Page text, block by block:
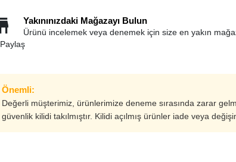
Yakınınızdaki Mağazayı Bulun
Ürünü incelemek veya denemek için size en yakın
Paylaş
Önemli:
Değerli müşterimiz, ürünlerimize deneme sırasında zarar
güvenlik kilidi takılmıştır. Kilidi açılmış ürünler iade veya